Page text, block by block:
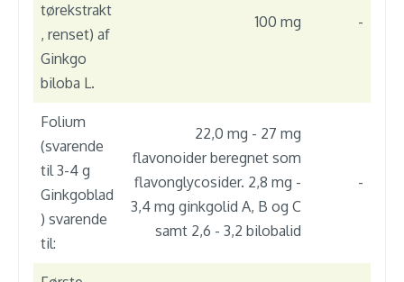
tørekstrakt
, renset) af
Ginkgo
biloba L.
100 mg -
Folium
(svarende
til 3-4 g
Ginkgoblad
) svarende
til:
22,0 mg - 27 mg
flavonoider beregnet som
flavonglycosider. 2,8 mg -
3,4 mg ginkgolid A, B og C
samt 2,6 - 3,2 bilobalid
-